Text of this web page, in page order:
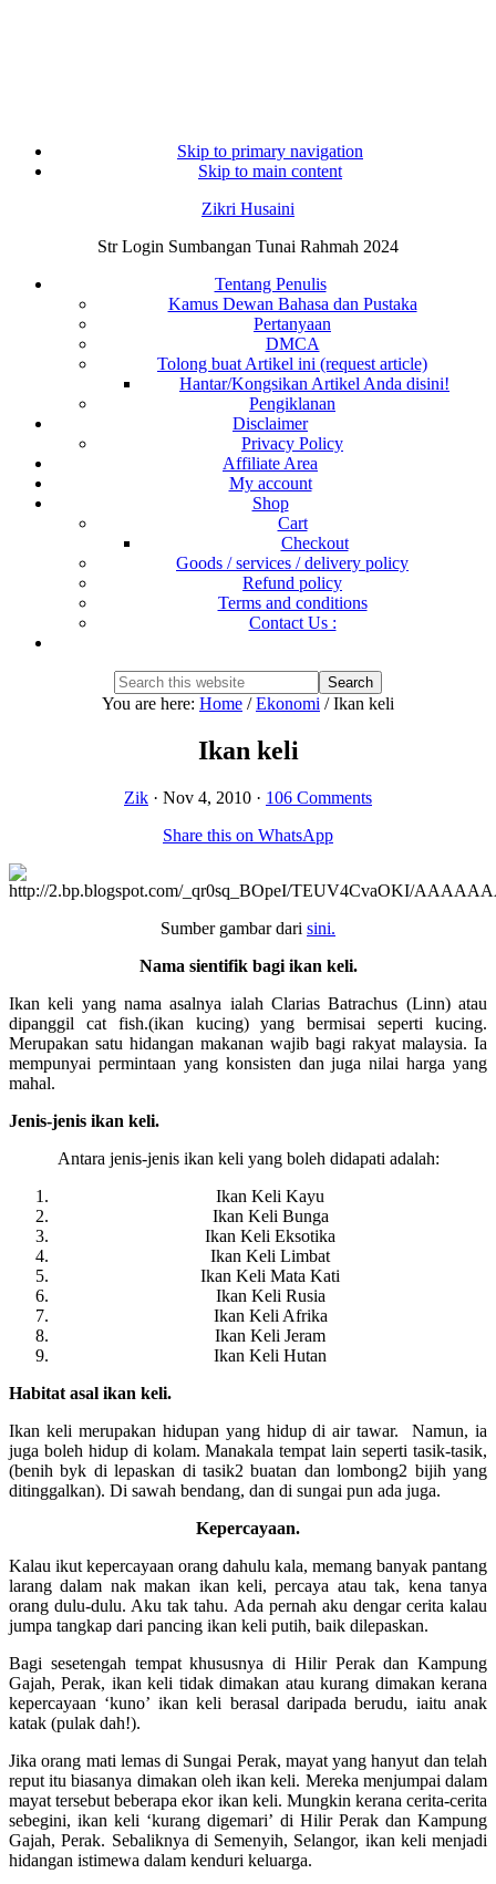
Skip to primary navigation
Skip to main content
Zikri Husaini
Str Login Sumbangan Tunai Rahmah 2024
Tentang Penulis
Kamus Dewan Bahasa dan Pustaka
Pertanyaan
DMCA
Tolong buat Artikel ini (request article)
Hantar/Kongsikan Artikel Anda disini!
Pengiklanan
Disclaimer
Privacy Policy
Affiliate Area
My account
Shop
Cart
Checkout
Goods / services / delivery policy
Refund policy
Terms and conditions
Contact Us :
Search
this
Hide
You are here: Home / Ekonomi /Ikan keli
Ikan keli
Zik · Nov 4, 2010 · 106 Comments
Share this on WhatsApp
Sumber gambar dari sini.
Nama sientifik bagi ikan keli.
Ikan keli yang nama asalnya ialah Clarias Batrachus (Linn) atau
dipanggil cat fish.(ikan kucing) yang bermisai seperti kucing.
Merupakan satu hidangan makanan wajib bagi rakyat malaysia. Ia
mempunyai permintaan yang konsisten dan juga nilai harga yang
mahal.
Jenis-jenis ikan keli.
Antara jenis-jenis ikan keli yang boleh didapati adalah:
Ikan Keli Kayu
Ikan Keli Bunga
Ikan Keli Eksotika
Ikan Keli Limbat
Ikan Keli Mata Kati
Ikan Keli Rusia
Ikan Keli Afrika
Ikan Keli Jeram
Ikan Keli Hutan
Habitat asal ikan keli.
Ikan keli merupakan hidupan yang hidup di air tawar. Namun, ia
juga boleh hidup di kolam. Manakala tempat lain seperti tasik-tasik,
(benih byk di lepaskan di tasik2 buatan dan lombong2 bijih yang
ditinggalkan). Di sawah bendang, dan di sungai pun ada juga.
Kepercayaan.
Kalau ikut kepercayaan orang dahulu kala, memang banyak pantang
larang dalam nak makan ikan keli, percaya atau tak, kena tanya
orang dulu-dulu. Aku tak tahu. Ada pernah aku dengar cerita kalau
jumpa tangkap dari pancing ikan keli putih, baik dilepaskan.
Bagi sesetengah tempat khususnya di Hilir Perak dan Kampung
Gajah, Perak, ikan keli tidak dimakan atau kurang dimakan kerana
kepercayaan ‘kuno’ ikan keli berasal daripada berudu, iaitu anak
katak (pulak dah!).
Jika orang mati lemas di Sungai Perak, mayat yang hanyut dan telah
reput itu biasanya dimakan oleh ikan keli. Mereka menjumpai dalam
mayat tersebut beberapa ekor ikan keli. Mungkin kerana cerita-cerita
sebegini, ikan keli ‘kurang digemari’ di Hilir Perak dan Kampung
Gajah, Perak. Sebaliknya di Semenyih, Selangor, ikan keli menjadi
hidangan istimewa dalam kenduri keluarga.